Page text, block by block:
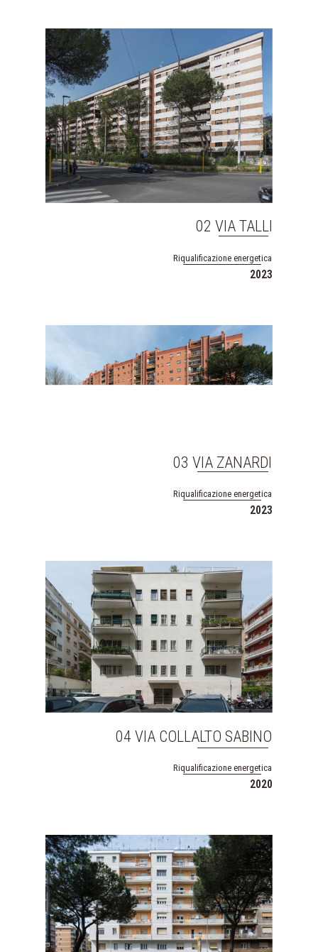
02 VIA TALLI
Riqualificazione energetica
2023
03 VIA ZANARDI
Riqualificazione energetica
2023
04 VIA COLLALTO SABINO
Riqualificazione energetica
2020